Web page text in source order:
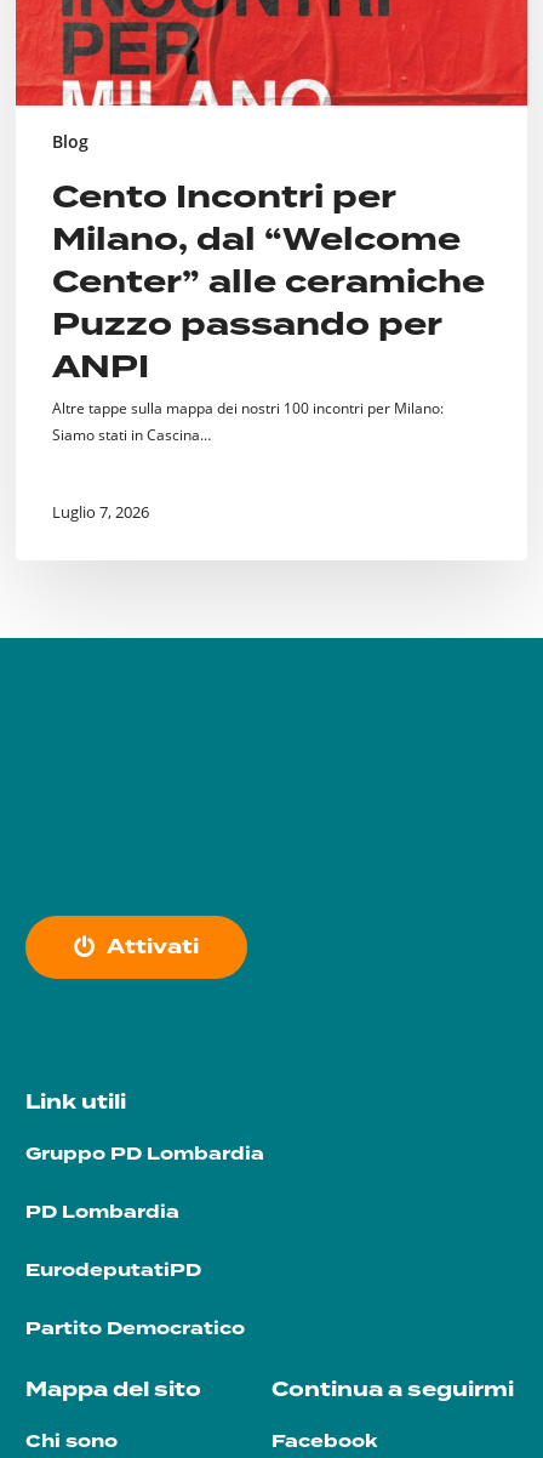
Blog
Puzzo
passando
ANPI
Cento Incontri per
Milano, dal “Welcome
Center” alle ceramiche
Puzzo passando per
ANPI
Altre tappe sulla mappa dei nostri 100 incontri per Milano:
Siamo stati in Cascina…
Luglio 7, 2026
Attivati
Link utili
Gruppo PD Lombardia
PD Lombardia
EurodeputatiPD
Partito Democratico
Mappa del sito
Chi sono
Continua a seguirmi
Facebook